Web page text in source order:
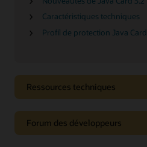
Caractéristiques techniques
Profil de protection Java Card
Ressources techniques
Forum des développeurs